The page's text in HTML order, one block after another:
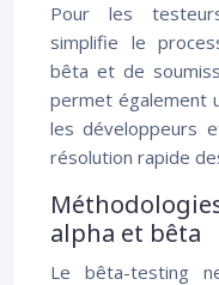
Pour les
simplifie le
bêta et de
permet également
les développeurs
résolution rapide
alpha et bêta
Le bêta-testing